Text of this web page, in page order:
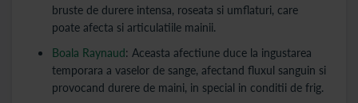
bruste de durere intensa, roseata si umflaturi, care
poate afecta si articulatiile mainii.
Boala Raynaud: Aceasta afectiune duce la ingustarea
temporara a vaselor de sange, afectand fluxul sanguin si
provocand durere de maini, in special in conditii de frig.